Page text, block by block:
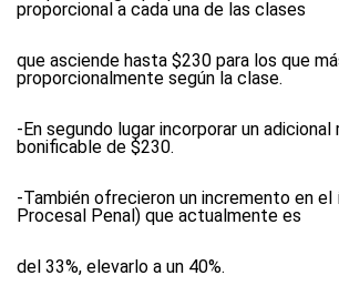
proporcional a cada una de las clases
que asciende hasta $230 para los que
proporcionalmente según la clase.
-En segundo lugar incorporar un
bonificable de $230.
-También ofrecieron un incremento en
Procesal Penal) que actualmente es
del 33%, elevarlo a un 40%.